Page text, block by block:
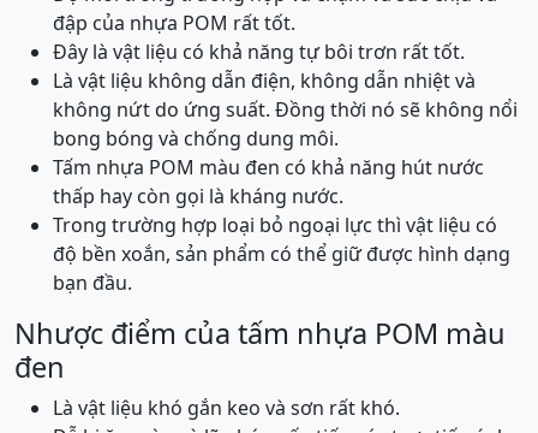
đập của nhựa POM rất tốt.
Đây là vật liệu có khả năng tự bôi trơn rất tốt.
Là vật liệu không dẫn điện, không dẫn nhiệt và
không nứt do ứng suất. Đồng thời nó sẽ không nổi
bong bóng và chống dung môi.
Tấm nhựa POM màu đen có khả năng hút nước
thấp hay còn gọi là kháng nước.
Trong trường hợp loại bỏ ngoại lực thì vật liệu có
độ bền xoắn, sản phẩm có thể giữ được hình dạng
bạn đầu.
Nhược điểm của tấm nhựa POM màu
đen
Là vật liệu khó gắn keo và sơn rất khó.